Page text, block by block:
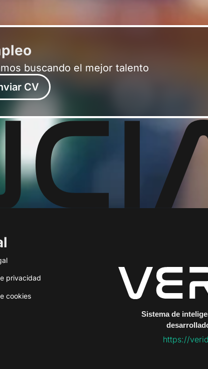
buscando el mejor talento
CV
privacidad
cookies
Sistema de
https://